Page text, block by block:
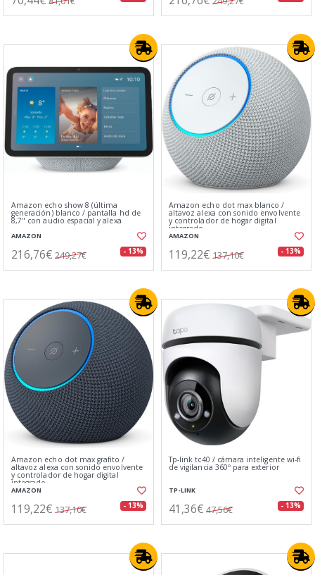
Amazon echo show 8 (última
generación) blanco / pantalla hd de
8,7" con audio espacial y alexa
AMAZON
216,76€ 249,27€ - 13%
Amazon echo dot max blanco /
altavoz alexa con sonido envolvente
y controlador de hogar digital
integrado
AMAZON
119,22€ 137,10€ - 13%
Amazon echo dot max grafito /
altavoz alexa con sonido envolvente
y controlador de hogar digital
integrado
AMAZON
119,22€ 137,10€ - 13%
Tp-link tc40 / cámara inteligente wi-fi
de vigilancia 360º para exterior
TP-LINK
41,36€ 47,56€ - 13%